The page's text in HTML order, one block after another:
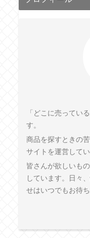
「どこに売ってい
す。
商品を探すときの
サイトを運営してい
皆さんが欲しいも
しています。日々
せはいつでもお待